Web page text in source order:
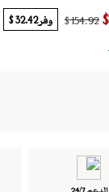
154.92 $ وفر32.42 $